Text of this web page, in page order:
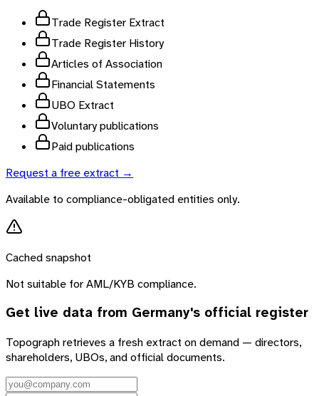
Trade Register Extract
Trade Register History
Articles of Association
Financial Statements
UBO Extract
Voluntary publications
Paid publications
Request a free extract →
Available to compliance-obligated entities only.
Cached snapshot
Not suitable for AML/KYB compliance.
Get live data from Germany's official register
Topograph retrieves a fresh extract on demand — directors,
shareholders, UBOs, and official documents.